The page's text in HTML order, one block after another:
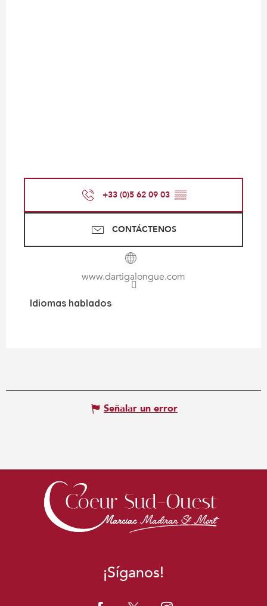
+33 (0)5 62 09 03 ▒▒
CONTÁCTENOS
www.dartigalongue.com
Idiomas hablados
Idiomas hablados
Señalar un error
¡Síganos!